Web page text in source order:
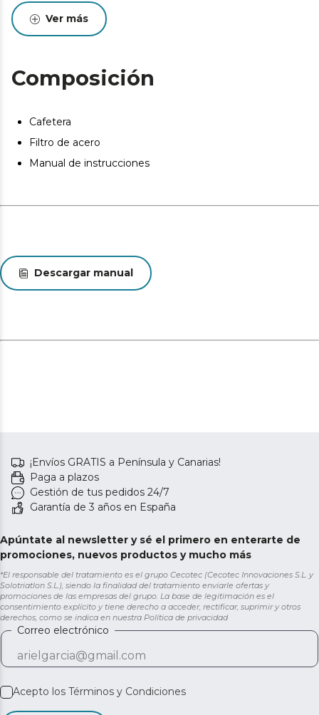
Ver más
Composición
Cafetera
Filtro de acero
Manual de instrucciones
Descargar manual
¡Envíos GRATIS a Península y Canarias!
Paga a plazos
Gestión de tus pedidos 24/7
Garantía de 3 años en España
Apúntate al newsletter y sé el primero en enterarte de
promociones, nuevos productos y mucho más
*El responsable del tratamiento es el grupo Cecotec (Cecotec Innovaciones S.L. y
Solotriatlon S.L.), siendo la finalidad del tratamiento enviarle ofertas y
promociones de las empresas del grupo. La base de legitimación es el
consentimiento explícito y tiene derecho a acceder, rectificar, suprimir y otros
derechos, como se indica en nuestra Política de privacidad
Correo electrónico
Acepto los Términos y Condiciones